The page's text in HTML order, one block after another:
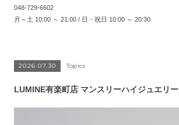
048-729-6602
月～土 10:00 ～ 21:00 / 日・祝日 10:00 ～ 20:30
2026.07.30 Topics
LUMINE有楽町店 マンスリーハイジュエリー